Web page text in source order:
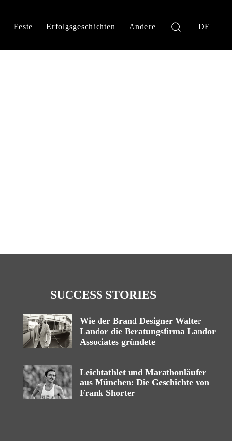
Feste Erfolgsgeschichten Andere DE
SUCCESS STORIES
Wie der Brand Designer Walter
Landor die Beratungsfirma Landor
Associates gründete
Leichtathlet und Marathonläufer
aus München: Die Geschichte von
Frank Shorter